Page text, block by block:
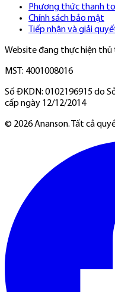
Phương thức thanh
Chính sách bảo mật
Tiếp nhận và giải
Website đang thực hiện thủ
MST: 4001008016
Số ĐKDN: 0102196915 do
cấp ngày 12/12/2014
© 2026Ananson. Tất cả